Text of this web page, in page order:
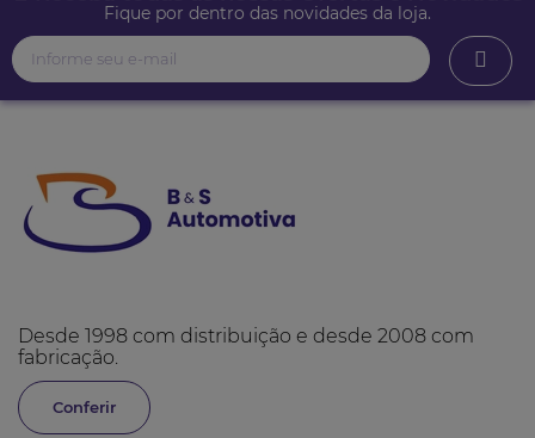
Fique por dentro das novidades da loja.
Desde 1998 com distribuição e desde 2008 com
fabricação.
Conferir